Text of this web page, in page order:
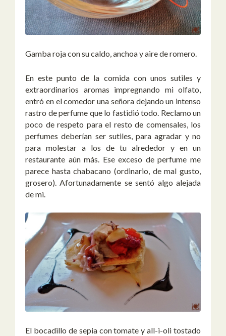
Gamba roja con su caldo, anchoa y aire de romero.
En este punto de la comida con unos sutiles y
extraordinarios aromas impregnando mi olfato,
entró en el comedor una señora dejando un intenso
rastro de perfume que lo fastidió todo. Reclamo un
poco de respeto para el resto de comensales, los
perfumes deberían ser sutiles, para agradar y no
para molestar a los de tu alrededor y en un
restaurante aún más. Ese exceso de perfume me
parece hasta chabacano (ordinario, de mal gusto,
grosero). Afortunadamente se sentó algo alejada
de mi.
El bocadillo de sepia con tomate y all-i-oli tostado